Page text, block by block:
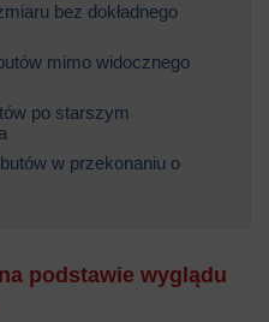
bez dokładnego
mimo widocznego
po starszym
w przekonaniu o
podstawie wyglądu